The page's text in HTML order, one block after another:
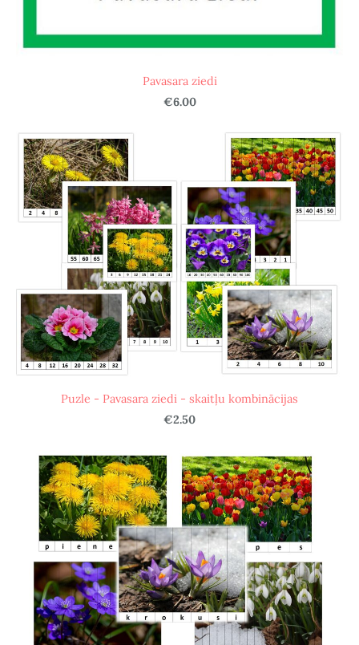
Pavasara ziedi
€6.00
Puzle - Pavasara ziedi - skaitļu kombinācijas
€2.50